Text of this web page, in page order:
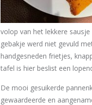
volop van het lekkere
gebakje werd niet gevuld
handgesneden frietjes,
tafel is hier beslist een
De mooi gesuikerde
gewaardeerde en